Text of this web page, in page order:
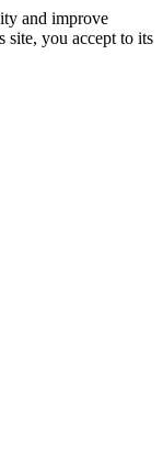
and improve
site, you accept to its